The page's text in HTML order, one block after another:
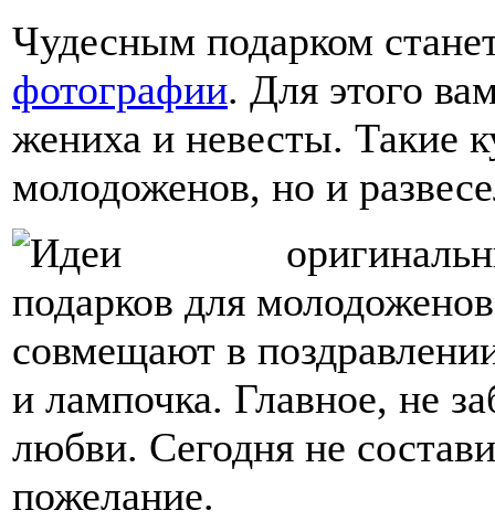
Чудесным подарком
фотографии. Для этого
жениха и невесты. Такие
молодоженов, но и
совмещают в
и лампочка. Главное, не
любви. Сегодня не
пожелание.